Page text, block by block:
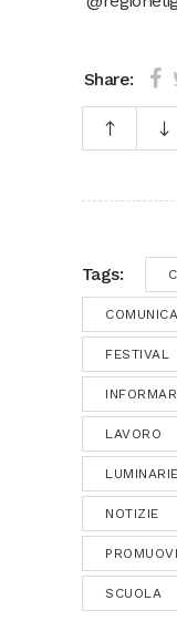
Share:
Tags:
FESTIVAL
LAVORO
LUMINARIE
NOTIZIE
SCUOLA